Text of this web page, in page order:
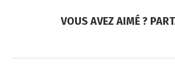
VOUS AVEZ AIMÉ ?